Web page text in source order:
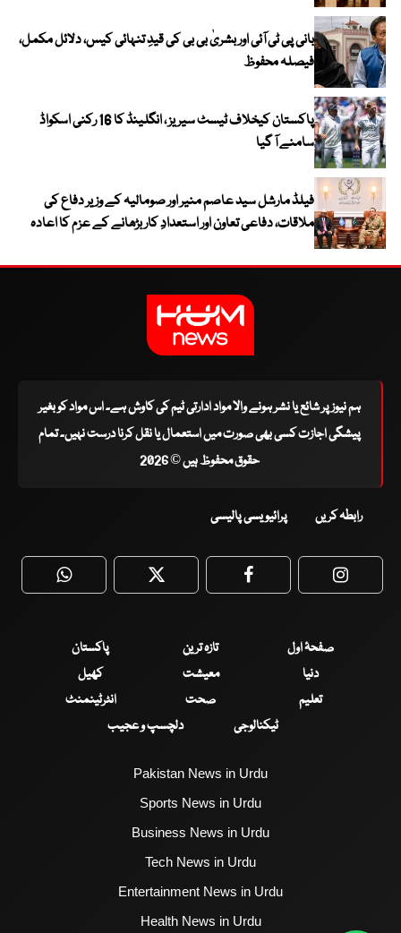
بانی پی ٹی آئی اور بشریٰ بی بی کی قیدِ تنہائی کیس، دلائل مکمل،
فیصلہ محفوظ
پاکستان کیخلاف ٹیسٹ سیریز ، انگلینڈ کا 16 رکنی اسکواڈ
سامنے آ گیا
فیلڈ مارشل سید عاصم منیر اور صومالیہ کے وزیر دفاع کی
ملاقات، دفاعی تعاون اور استعدادِ کار بڑھانے کے عزم کا اعادہ
ہم نیوز پر شائع یا نشر ہونے والا مواد ادارتی ٹیم کی کاوش ہے۔ اس مواد کو بغیر
پیشگی اجازت کسی بھی صورت میں استعمال یا نقل کرنا درست نہیں۔ تمام
حقوق محفوظ ہیں © 2026
رابطہ کریں پرائیویسی پالیسی
WhatsApp Twitter Facebook
صفحۂ اول تازہ ترین
پاکستان
دنیا
معیشت
کھیل
تعلیم
صحت
انٹرٹینمنٹ
ٹیکنالوجی
دلچسپ و عجیب
Pakistan News in Urdu
Sports News in Urdu
Business News in Urdu
Tech News in Urdu
Entertainment News in Urdu
Health News in Urdu